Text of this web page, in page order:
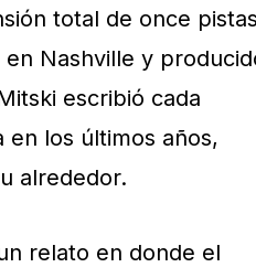
total de once
Nashville y
escribió cada
los últimos años,
alrededor.
relato en donde el